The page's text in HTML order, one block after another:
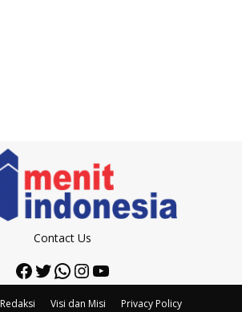
Contact Us
Facebook
Twitter
WhatsApp
Instagram
YouTube
Redaksi Visi dan Misi Privacy Policy